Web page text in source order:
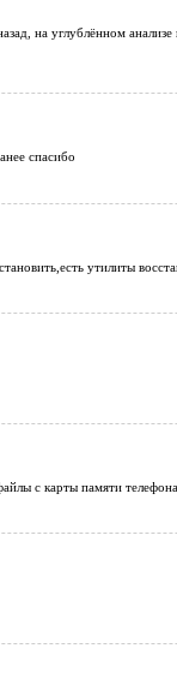
на углублённом
спасибо
утилиты
с карты памяти телефона